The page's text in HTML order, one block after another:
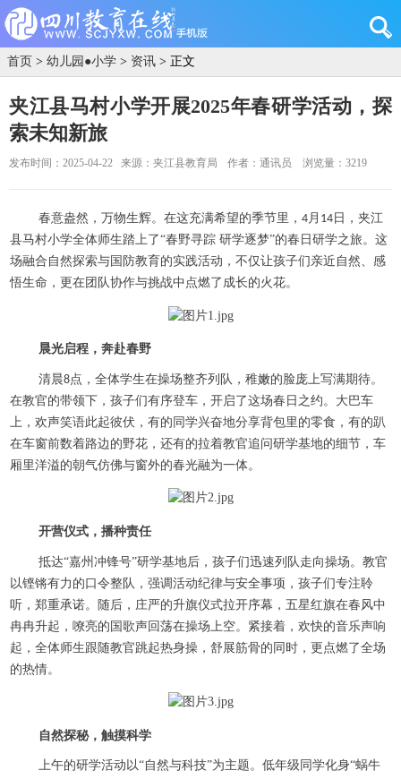
首页 > 幼儿园●小学 > 资讯 > 正文
夹江县马村小学开展2025年春研学活动，探
索未知新旅
发布时间：2025-04-22 来源：夹江县教育局 作者：通讯员 浏览量：3219
春意盎然，万物生辉。在这充满希望的季节里， 4月 14 日，夹江
县马村小学全体师生踏上了“春野寻踪 研学逐梦”的春日研学之旅。这
场融合自然探索与国防教育的实践活动，不仅让孩子们亲近自然、感
悟生命，更在团队协作与挑战中点燃了成长的火花。
晨光启程，奔赴春野
清晨8点，全体学生在操场整齐列队，稚嫩的脸庞上写满期待。
在教官的带领下，孩子们有序登车，开启了这场春日之约。大巴车
上，欢声笑语此起彼伏，有的同学兴奋地分享背包里的零食，有的趴
在车窗前数着路边的野花，还有的拉着教官追问研学基地的细节，车
厢里洋溢的朝气仿佛与窗外的春光融为一体。
开营仪式，播种责任
抵达“嘉州冲锋号”研学基地后，孩子们迅速列队走向操场。教官
以铿锵有力的口令整队，强调活动纪律与安全事项，孩子们专注聆
听，郑重承诺。随后，庄严的升旗仪式拉开序幕，五星红旗在春风中
冉冉升起，嘹亮的国歌声回荡在操场上空。紧接着，欢快的音乐声响
起，全体师生跟随教官跳起热身操，舒展筋骨的同时，更点燃了全场
的热情。
自然探秘，触摸科学
上午的研学活动以“自然与科技”为主题。低年级同学化身“蜗牛